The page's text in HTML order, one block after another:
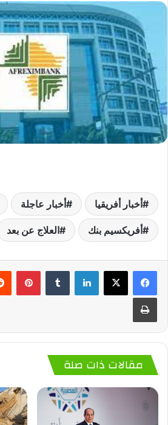
أخبار أفريقيا أخبار عاجلة
أفريكسيم بنك العلاج عن بعد
لينكدإن بينتيريست
مقالات ذات صلة